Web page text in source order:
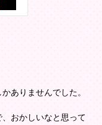
ありませんでした。
おかしいなと思って